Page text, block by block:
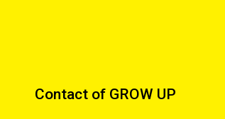
Contact of GROW UP